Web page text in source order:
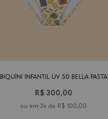
BIQUÍNI INFANTIL UV 50 BELLA PASTA
R$ 300,00
3x de R$ 100,00
4
6 anos